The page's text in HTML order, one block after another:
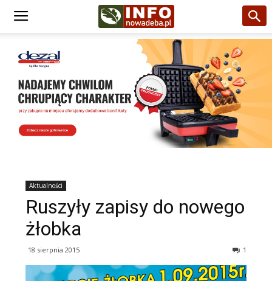
Aktualności
Ruszyły zapisy do nowego
żłobka
18 sierpnia 2015 1